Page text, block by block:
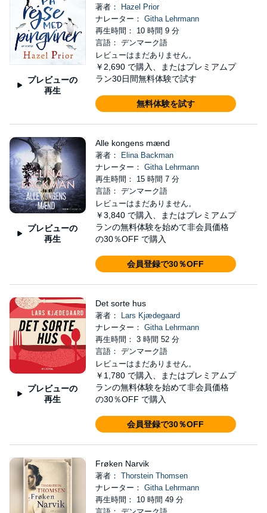
プレビューの
再生
著者：
Hazel Prior
ナレーター： Githa Lehrmann
再生時間： 10 時間 9 分
言語： デンマーク語
レビューはまだありません。
￥2,690 で購入、またはプレミアムプ
ラン30日間無料体験で試す
無料体験を試す
プレビューの
再生
Alle kongens mænd
著者：
Elina Backman
ナレーター： Githa Lehrmann
再生時間： 15 時間 7 分
言語： デンマーク語
レビューはまだありません。
￥3,840 で購入、またはプレミアムプ
ランの無料体験を始めて非会員価格
の30％OFF で購入
会員登録で30％OFF
プレビューの
再生
Det sorte hus
著者：
Lars Kjædegaard
ナレーター： Githa Lehrmann
再生時間： 3 時間 52 分
言語： デンマーク語
レビューはまだありません。
￥1,780 で購入、またはプレミアムプ
ランの無料体験を始めて非会員価格
の30％OFF で購入
会員登録で30％OFF
Frøken Narvik
著者： Thorstein Thomsen
ナレーター： Githa Lehrmann
再生時間： 10 時間 49 分